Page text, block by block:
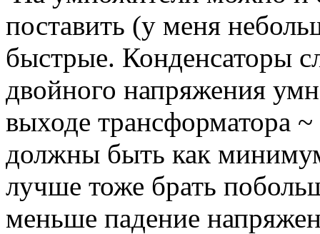
поставить (у меня
быстрые. Конденсаторы
двойного напряжения
выходе трансформатора
должны быть как
лучше тоже брать
меньше падение